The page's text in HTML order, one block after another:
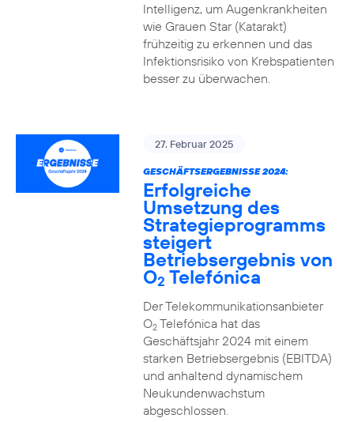
Intelligenz, um Augenkrankheiten
wie Grauen Star (Katarakt)
frühzeitig zu erkennen und das
Infektionsrisiko von Krebspatienten
besser zu überwachen.
27. Februar 2025
GESCHÄFTSERGEBNISSE 2024:
Erfolgreiche
Umsetzung des
Strategieprogramms
steigert
Betriebsergebnis von
O2 Telefónica
Der Telekommunikationsanbieter
O2Telefónica hat das
Geschäftsjahr 2024 mit einem
starken Betriebsergebnis (EBITDA)
und anhaltend dynamischem
Neukundenwachstum
abgeschlossen.